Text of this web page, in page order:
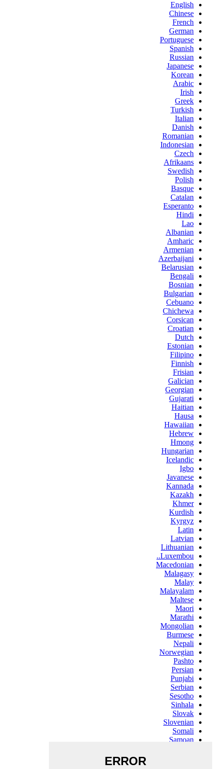
English
Chinese
French
German
Portuguese
Spanish
Russian
Japanese
Korean
Arabic
Irish
Greek
Turkish
Italian
Danish
Romanian
Indonesian
Czech
Afrikaans
Swedish
Polish
Basque
Catalan
Esperanto
Hindi
Lao
Albanian
Amharic
Armenian
Azerbaijani
Belarusian
Bengali
Bosnian
Bulgarian
Cebuano
Chichewa
Corsican
Croatian
Dutch
Estonian
Filipino
Finnish
Frisian
Galician
Georgian
Gujarati
Haitian
Hausa
Hawaiian
Hebrew
Hmong
Hungarian
Icelandic
Igbo
Javanese
Kannada
Kazakh
Khmer
Kurdish
Kyrgyz
Latin
Latvian
Lithuanian
Luxembou..
Macedonian
Malagasy
Malay
Malayalam
Maltese
Maori
Marathi
Mongolian
Burmese
Nepali
Norwegian
Pashto
Persian
Punjabi
Serbian
Sesotho
Sinhala
Slovak
Slovenian
Somali
Samoan